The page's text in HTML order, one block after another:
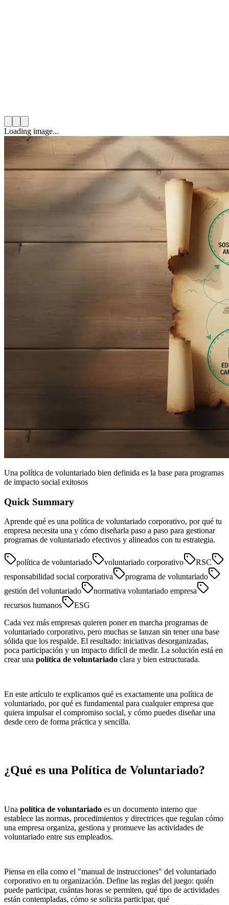
Loading image...
Una política de voluntariado bien definida es la base para programas
de impacto social exitosos
Quick Summary
Aprende qué es una política de voluntariado corporativo, por qué tu
empresa necesita una y cómo diseñarla paso a paso para gestionar
programas de voluntariado efectivos y alineados con tu estrategia.
política de voluntariado voluntariado corporativo
RSC
responsabilidad social corporativa
programa de voluntariado
gestión del voluntariado
normativa voluntariado empresa
recursos humanos
ESG
Cada vez más empresas quieren poner en marcha programas de
voluntariado corporativo, pero muchas se lanzan sin tener una base
sólida que los respalde. El resultado: iniciativas desorganizadas,
poca participación y un impacto difícil de medir. La solución está en
crear una política de voluntariado clara y bien estructurada.
En este artículo te explicamos qué es exactamente una política de
voluntariado, por qué es fundamental para cualquier empresa que
quiera impulsar el compromiso social, y cómo puedes diseñar una
desde cero de forma práctica y sencilla.
¿Qué es una Política de Voluntariado?
Una política de voluntariado es un documento interno que
establece las normas, procedimientos y directrices que regulan cómo
una empresa organiza, gestiona y promueve las actividades de
voluntariado entre sus empleados.
Piensa en ella como el "manual de instrucciones" del voluntariado
corporativo en tu organización. Define las reglas del juego: quién
puede participar, cuántas horas se permiten, qué tipo de actividades
están contempladas, cómo se solicita participar, qué